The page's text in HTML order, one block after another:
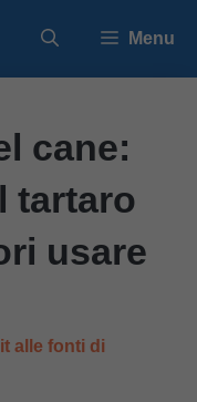
Menu
cane:
tartaro
usare
alle fonti di